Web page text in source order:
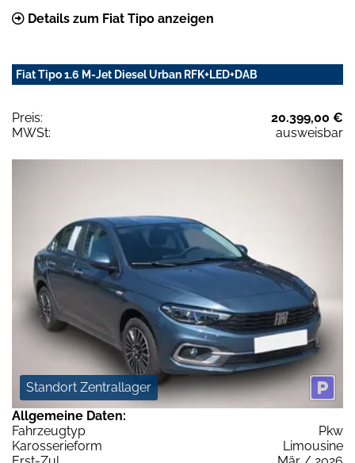
Details zum Fiat Tipo anzeigen
Fiat Tipo 1.6 M-Jet Diesel Urban RFK+LED+DAB
Preis:
20.399,00 €
MWSt:
ausweisbar
Standort Zentrallager
Allgemeine Daten:
Fahrzeugtyp
Pkw
Karosserieform
Limousine